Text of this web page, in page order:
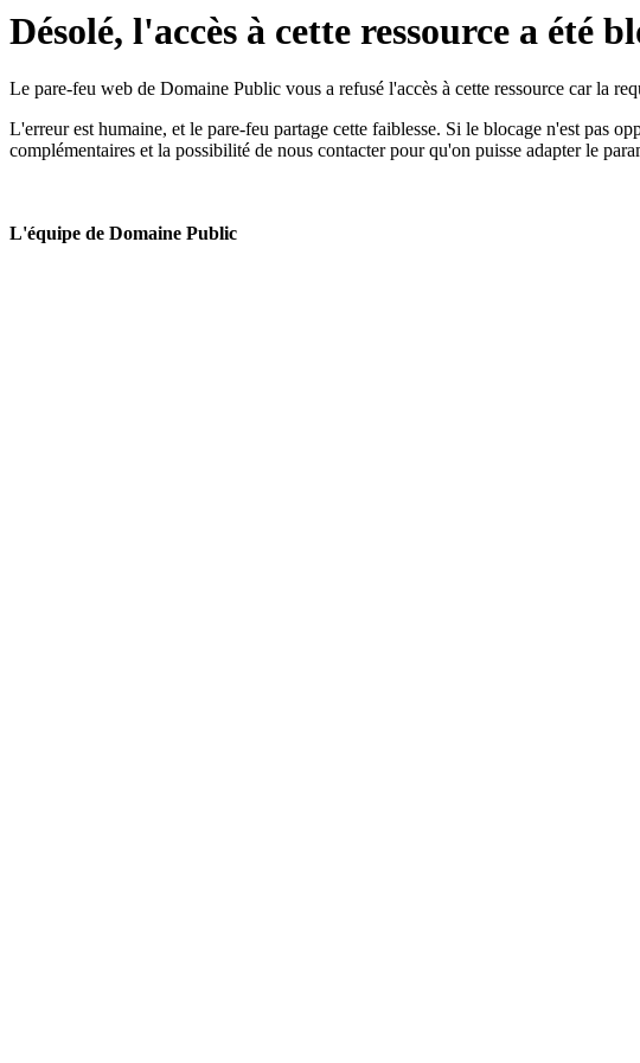
Désolé, l'accès à cette ressource a été
Le pare-feu web de Domaine Public vous a refusé l'accès à cette ressource car la
L'erreur est humaine, et le pare-feu partage cette faiblesse. Si le blocage n'est pas
complémentaires et la possibilité de nous contacter pour qu'on puisse adapter le
L'équipe de Domaine Public